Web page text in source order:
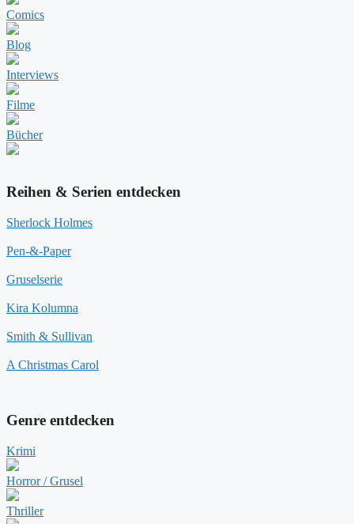
Comics
Blog
Interviews
Filme
Bücher
Reihen & Serien entdecken
Sherlock Holmes
Pen-&-Paper
Gruselserie
Kira Kolumna
Smith & Sullivan
A Christmas Carol
Genre entdecken
Krimi
Horror / Grusel
Thriller